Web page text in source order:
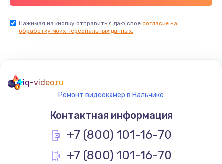
Нажимая на кнопку отправить я даю свое согласие на
обработку моих персональных данных.
iq-video.ru
Ремонт видеокамер в Нальчике
Контактная информация
+7 (800) 101-16-70
+7 (800) 101-16-70